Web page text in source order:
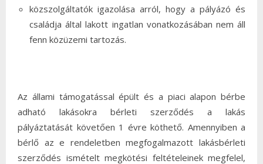
közszolgáltatók igazolása arról, hogy a pályázó és
családja által lakott ingatlan vonatkozásában nem áll
fenn közüzemi tartozás.
Az állami támogatással épült és a piaci alapon bérbe
adható lakásokra bérleti szerződés a lakás
pályáztatását követően 1 évre köthető. Amennyiben a
bérlő az e rendeletben megfogalmazott lakásbérleti
szerződés ismételt megkötési feltételeinek megfelel,